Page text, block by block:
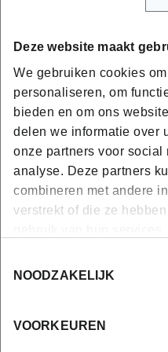
Deze website maakt
We gebruiken cookies
personaliseren, om
bieden en om ons
delen we informatie over
onze partners voor social
analyse. Deze partners
combineren met andere
verstrekt of die ze
NOODZAKELIJK
VOORKEUREN
Hoe ziet het
opleiding eruit?
Tijdens deze opleiding:
Analyse van de
Korean lash lifting
Correct plaatsen van
Productgebruik en
Getuigschrift